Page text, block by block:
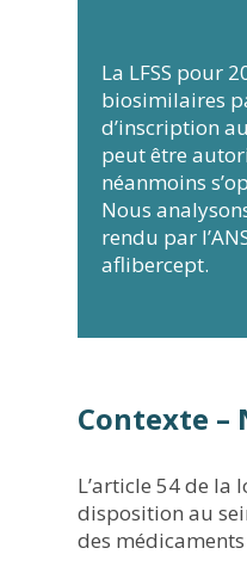
La LFSS pour
biosimilaires
d’inscription
peut être
néanmoins
Nous
rendu par
aflibercept.
Contexte
L’article 54 de la
disposition au
des